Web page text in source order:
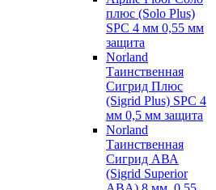
плюс (Solo Plus)
SPC 4 мм 0,55 мм
защита
Norland
Таинственная
Сигрид Плюс
(Sigrid Plus) SPC 4
мм 0,5 мм защита
Norland
Таинственная
Сигрид АВА
(Sigrid Superior